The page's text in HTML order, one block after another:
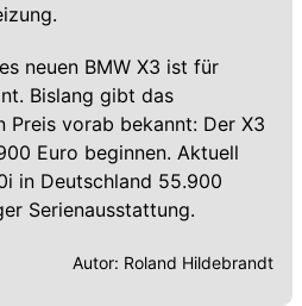
neuen BMW X3 ist für
Bislang gibt das
Preis vorab bekannt: Der X3
Euro beginnen. Aktuell
in Deutschland 55.900
Serienausstattung.
Autor: Roland Hildebrandt